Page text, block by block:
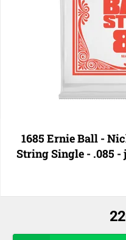
1685 Ernie Ball -
String Single - .085